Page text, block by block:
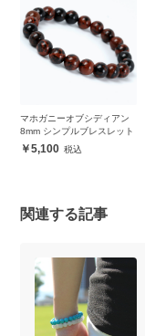
マホガニーオブシディアン
8mm シンプルブレスレット
5,100
関連する記事